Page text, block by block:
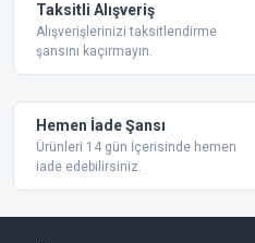
Taksitli Alışveriş
Alışverişlerinizi taksitlendirme
şansını kaçırmayın.
Hemen İade Şansı
Ürünleri 14 gün İçerisinde hemen
iade edebilirsiniz.